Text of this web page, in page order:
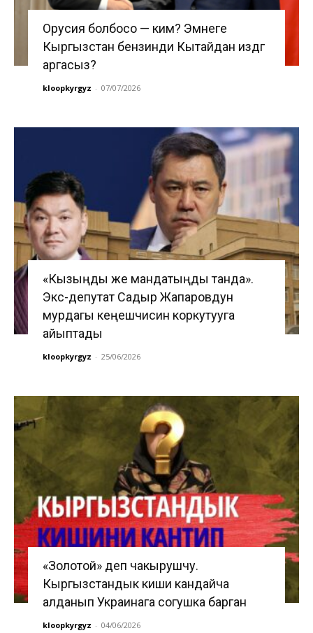
Орусия болбосо — ким? Эмнеге
Кыргызстан бензинди Кытайдан издөөгө
аргасыз?
kloopkyrgyz - 07/07/2026
«Кызыңды же мандатыңды танда».
Экс-депутат Садыр Жапаровдун
мурдагы кеңешчисин коркутууга
айыптады
kloopkyrgyz - 25/06/2026
«Золотой» деп чакырушчу.
Кыргызстандык киши кандайча
алданып Украинага согушка барган
kloopkyrgyz - 04/06/2026